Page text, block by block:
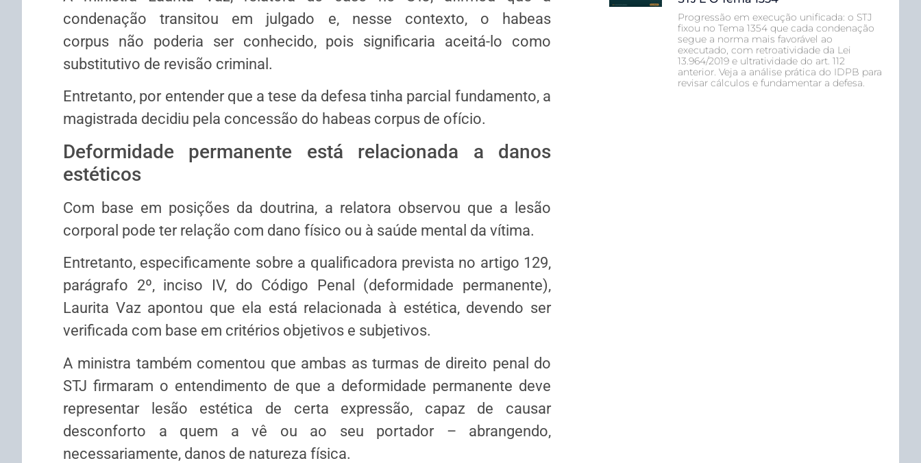
condenação transitou em julgado e, nesse contexto, o
habeas
corpus não poderia ser conhecido, pois significaria aceitá-lo como
substitutivo de revisão criminal .
Entretanto, por entender que a tese da defesa tinha parcial fundamento, a
magistrada decidiu pela concessão do habeas corpus de ofício.
Deformidade permanente está relacionada a danos
estéticos
Com base em posições da doutrina, a relatora observou que a lesão
corporal pode ter relação com dano físico ou à saúde mental da vítima.
Entretanto, especificamente sobre a qualificadora prevista no artigo 129,
parágrafo 2º, inciso IV, do Código Penal (deformidade permanente),
Laurita Vaz apontou que ela está relacionada à estética, devendo ser
verificada com base em critérios objetivos e subjetivos.
A ministra também comentou que ambas as turmas de direito penal do
STJ firmaram o entendimento de que a deformidade permanente deve
representar lesão estética de certa expressão, capaz de causar
desconforto a quem a vê ou ao seu portador – abrangendo,
necessariamente, danos de natureza física.
Progressão em execução unificada: o STJ
fixou no Tema 1354 que cada condenação
segue a norma mais favorável ao
executado, com retroatividade da Lei
13.964/2019 e ultratividade do art. 112
anterior. Veja a análise prática do IDPB para
revisar cálculos e fundamentar a defesa.